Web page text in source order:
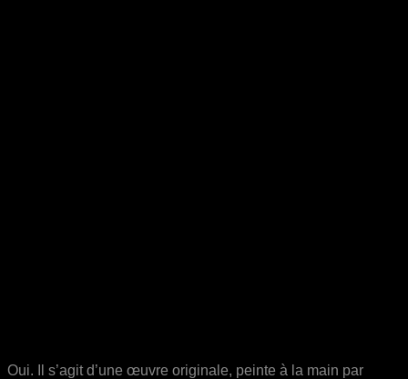
Oui. Il s’agit d’une œuvre originale, peinte à la main par